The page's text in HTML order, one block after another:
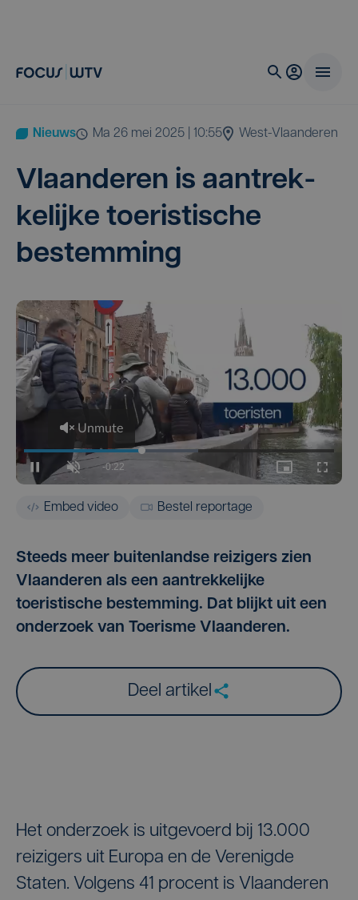
Nieuws ma 26 mei 2025 | 10:55 West-Vlaanderen
Vlaan­de­ren is aan­trek­
ke­lij­ke toe­ris­ti­sche
bestemming
Embed video Bestel reportage
Steeds meer buitenlandse reizigers zien
Vlaanderen als een aantrekkelijke
toeristische bestemming. Dat blijkt uit een
onderzoek van Toerisme Vlaanderen.
Deel artikel
Het onderzoek is uitgevoerd bij 13.000
reizigers uit Europa en de Verenigde
Staten. Volgens 41 procent is Vlaanderen